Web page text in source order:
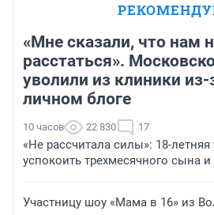
«Мне сказали, что нам
расстаться».
уволили из клиники из-
личном блоге
10 часов 22 830 17
«Не рассчитала силы»: 18-
успокоить трехмесячного сына и
Участницу шоу «Мама в 16» из